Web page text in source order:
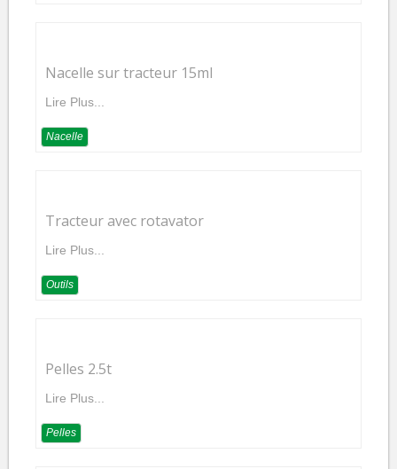
Nacelle sur tracteur 15ml
Lire Plus...
Nacelle
Tracteur avec rotavator
Lire Plus...
Outils
Pelles 2.5t
Lire Plus...
Pelles